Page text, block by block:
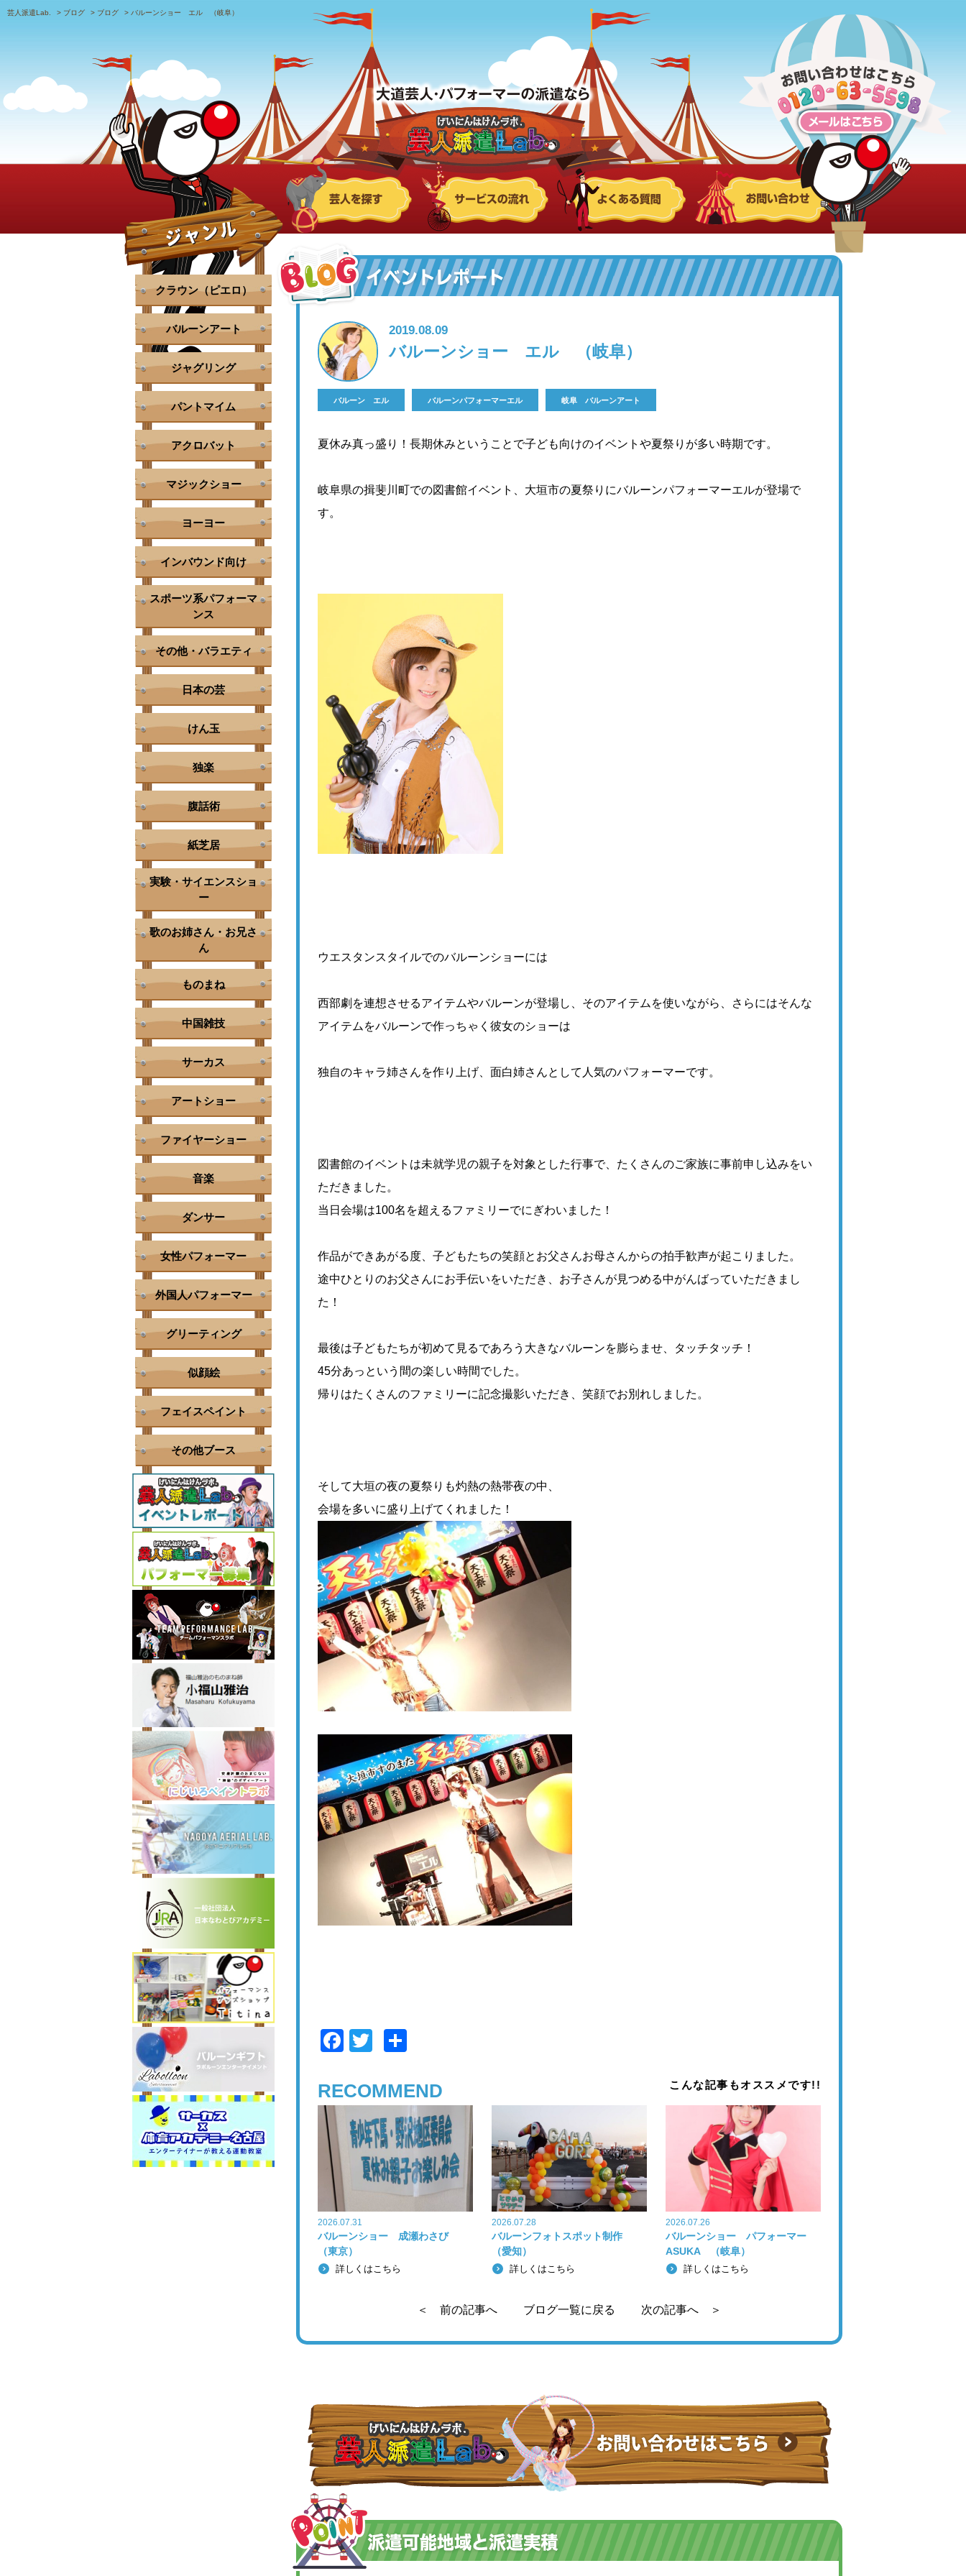
芸人派遣Lab. > ブログ > ブログ > バルーンショー エル （岐阜）
2019.08.09
バルーンショー エル （岐阜）
バルーン エル バルーンパフォーマーエル 岐阜 バルーンアート
夏休み真っ盛り！長期休みということで子ども向けのイベントや夏祭りが多い時期です。
岐阜県の揖斐川町での図書館イベント、大垣市の夏祭りにバルーンパフォーマーエルが登場で
す。
ウエスタンスタイルでのバルーンショーには
西部劇を連想させるアイテムやバルーンが登場し、そのアイテムを使いながら、さらにはそんな
アイテムをバルーンで作っちゃく彼女のショーは
独自のキャラ姉さんを作り上げ、面白姉さんとして人気のパフォーマーです。
図書館のイベントは未就学児の親子を対象とした行事で、 たくさんのご家族に事前申し込みをい
ただきました。
当日会場は100名を超えるファミリーでにぎわいました！
作品ができあがる度、 子どもたちの笑顔とお父さんお母さんからの拍手歓声が起こりました。
途中ひとりのお父さんにお手伝いをいただき、 お子さんが見つめる中がんばっていただきまし
た！
最後は子どもたちが初めて見るであろう大きなバルーンを膨らませ 、タッチタッチ！
45分あっという間の楽しい時間でした。
帰りはたくさんのファミリーに記念撮影いただき、 笑顔でお別れしました。
そして大垣の夜の夏祭りも灼熱の熱帯夜の中、
会場を多いに盛り上げてくれました！
F
c
e
b
o
k
T
tt
er
RECOMMEND こんな記事もオススメです!!
2026.07.31
バルーンショー 成瀬わさび
（東京）
詳しくはこちら
2026.07.28
バルーンフォトスポット制作
（愛知）
詳しくはこちら
2026.07.26
バルーンショー パフォーマー
ASUKA （岐阜）
詳しくはこちら
＜ 前の記事へ ブログ一覧に戻る 次の記事へ ＞
クラウン（ピエロ）
バルーンアート
ジャグリング
パントマイム
アクロバット
マジックショー
ヨーヨー
インバウンド向け
スポーツ系パフォーマ
ンス
その他・バラエティ
日本の芸
けん玉
独楽
腹話術
紙芝居
実験・サイエンスショ
ー
歌のお姉さん・お兄さ
ん
ものまね
中国雑技
サーカス
アートショー
ファイヤーショー
音楽
ダンサー
女性パフォーマー
外国人パフォーマー
グリーティング
似顔絵
フェイスペイント
その他ブース